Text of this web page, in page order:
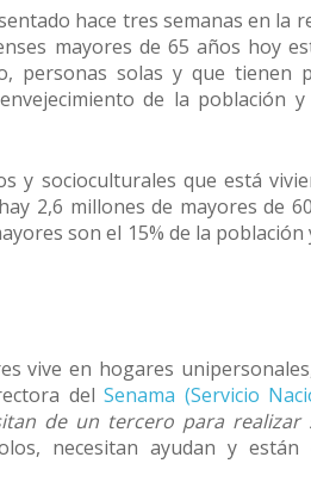
hace tres semanas en la
mayores de 65 años hoy
personas solas y que tienen
de la población
y socioculturales que está
2,6 millones de mayores de
son el 15% de la población
vive en hogares
del Senama (Servicio
de un tercero para realizar
necesitan ayudan y están